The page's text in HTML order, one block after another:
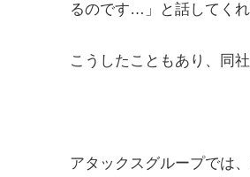
るのです…」と話してくれ
こうしたこともあり、同
アタックスグループでは